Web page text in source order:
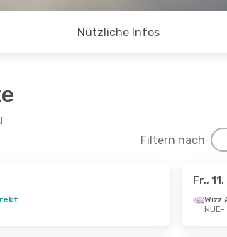
Nützliche Infos
Filtern nach
Fr.,
Wizz
NUE-